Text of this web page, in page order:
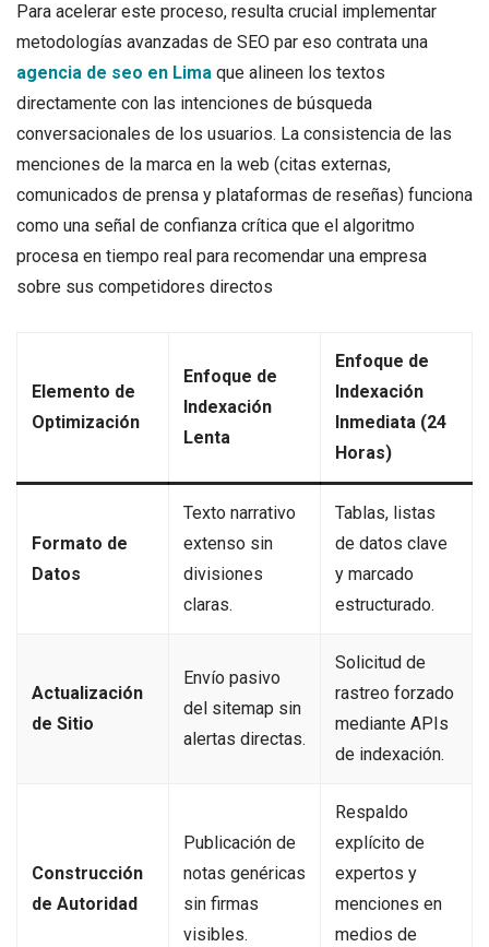
Para acelerar este proceso, resulta crucial implementar
metodologías avanzadas de SEO par eso contrata una
agencia de seo en Lima que alineen los textos
directamente con las intenciones de búsqueda
conversacionales de los usuarios. La consistencia de las
menciones de la marca en la web (citas externas,
comunicados de prensa y plataformas de reseñas) funciona
como una señal de confianza crítica que el algoritmo
procesa en tiempo real para recomendar una empresa
sobre sus competidores directos
Elemento de
Optimización
Enfoque de
Indexación
Lenta
Enfoque de
Indexación
Inmediata (24
Horas)
Formato de
Datos
Texto narrativo
extenso sin
divisiones
claras.
Tablas, listas
de datos clave
y marcado
estructurado.
Actualización
de Sitio
Envío pasivo
del sitemap sin
alertas directas.
Solicitud de
rastreo forzado
mediante APIs
de indexación.
Construcción
de Autoridad
Publicación de
notas genéricas
sin firmas
visibles.
Respaldo
explícito de
expertos y
menciones en
medios de